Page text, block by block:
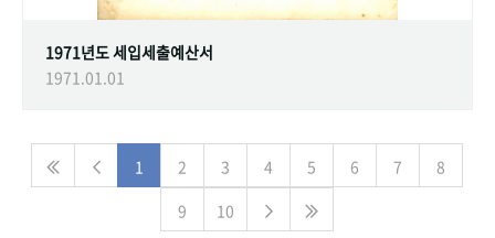
1971년도 세입세출예산서
1971.01.01
1 2 3 4 5 6 7
8
9
10